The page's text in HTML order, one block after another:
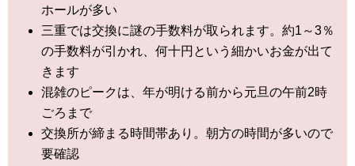
ホールが多い
三重では交換に謎の手数料が取られます。約1～3％
の手数料が引かれ、何十円という細かいお金が出て
きます
混雑のピークは、年が明ける前から元旦の午前2時
ごろまで
交換所が締まる時間帯あり。朝方の時間が多いので
要確認